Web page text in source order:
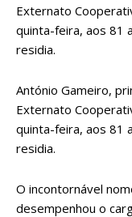
Externato
quinta-feira, aos 81
residia.
António Gameiro,
Externato
quinta-feira, aos 81
residia.
O incontornável
desempenhou o